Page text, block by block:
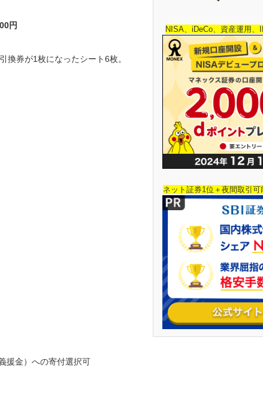
円
換券が1枚になったシート6枚。
援金）への寄付選択可
NISA、iDeCo、資産運用、
ネット証券1位＋夜間取引